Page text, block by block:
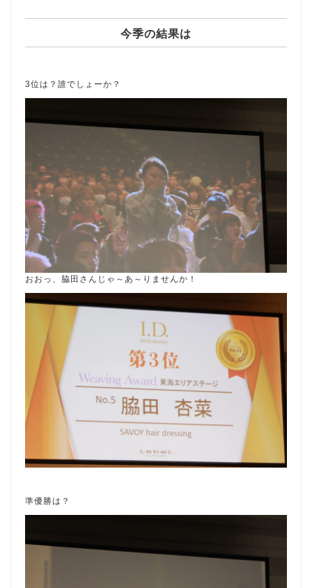
今季の結果は
3位は？誰でしょーか？
おおっ、脇田さんじゃ～あ～りませんか！
準優勝は？